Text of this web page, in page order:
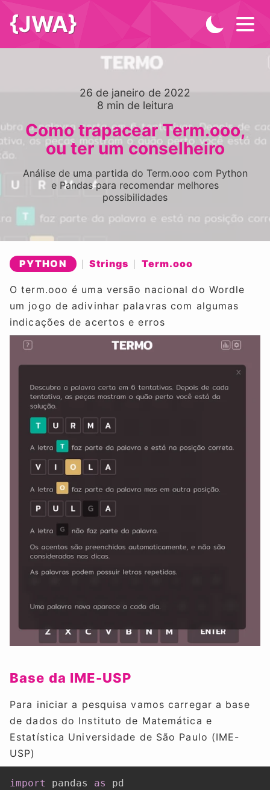
{JWA}
26 de janeiro de 2022
8 min de leitura
Como trapacear Term.ooo,
ou ter um conselheiro
Análise de uma partida do Term.ooo com Python
e Pandas para recomendar melhores
possibilidades
PYTHON Strings Term.ooo
O term.ooo é uma versão nacional do Wordle
um jogo de adivinhar palavras com algumas
indicações de acertos e erros
Base da IME-USP
Para iniciar a pesquisa vamos carregar a base
de dados do Instituto de Matemática e
Estatística Universidade de São Paulo (IME-
USP)
import pandas as pd